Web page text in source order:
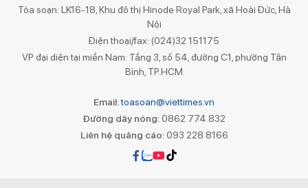
Tòa soạn: LK16-18, Khu đô thị Hinode Royal Park, xã Hoài Đức, Hà
Nội
Điện thoại/fax: (024)32 151175
VP đại diện tại miền Nam: Tầng 3, số 54, đường C1, phường Tân
Bình, TP.HCM
Email:toasoan@viettimes.vn
Đường dây nóng: 0862 774 832
Liên hệ quảng cáo:093 228 8166